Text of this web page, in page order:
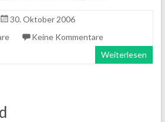
30. Oktober 2006
Keine Kommentare
Weiterlesen